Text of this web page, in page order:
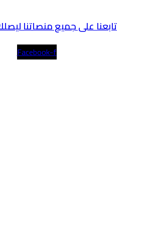
تابعنا على جميع منصاتنا
Facebook-f